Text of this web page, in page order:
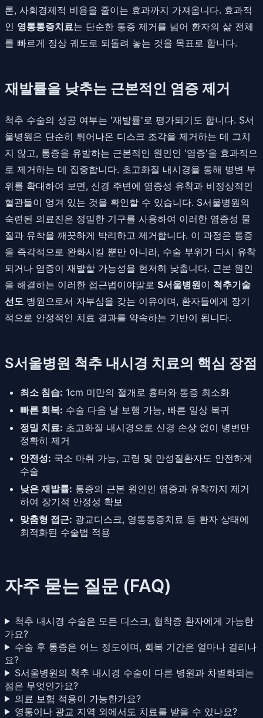
론, 사회경제적 비용을 줄이는 효과까지 가져옵니다. 효과적
인 영통통증치료는 단순한 통증 제거를 넘어 환자의 삶 전체
를 빠르게 정상 궤도로 되돌려 놓는 것을 목표로 합니다.
재발률을 낮추는 근본적인 염증 제거
척추 수술의 성공 여부는 '재발률'로 평가되기도 합니다. S서
울병원은 단순히 튀어나온 디스크 조각을 제거하는 데 그치
지 않고, 통증을 유발하는 근본적인 원인인 '염증'을 효과적으
로 제거하는 데 집중합니다. 초고화질 내시경을 통해 병변 부
위를 확대하여 보면, 신경 주변에 염증성 유착과 비정상적인
혈관들이 엉겨 있는 것을 확인할 수 있습니다. S서울병원의
숙련된 의료진은 정밀한 기구를 사용하여 이러한 염증성 물
질과 유착을 깨끗하게 박리하고 제거합니다. 이 과정은 통증
을 즉각적으로 완화시킬 뿐만 아니라, 수술 부위가 다시 유착
되거나 염증이 재발할 가능성을 현저히 낮춥니다. 근본 원인
을 해결하는 이러한 접근법이야말로 S서울병원이 척추기술
선도 병원으로서 자부심을 갖는 이유이며, 환자들에게 장기
적으로 안정적인 치료 결과를 약속하는 기반이 됩니다.
S서울병원 척추 내시경 치료의 핵심 장점
최소 침습: 1cm 미만의 절개로 흉터와 통증 최소화
빠른 회복: 수술 다음 날 보행 가능, 빠른 일상 복귀
정밀 치료: 초고화질 내시경으로 신경 손상 없이 병변만
정확히 제거
안전성: 국소 마취 가능, 고령 및 만성질환자도 안전하게
수술
낮은 재발률: 통증의 근본 원인인 염증과 유착까지 제거
하여 장기적 안정성 확보
맞춤형 접근: 광교디스크, 영통통증치료 등 환자 상태에
최적화된 수술법 적용
자주 묻는 질문 (FAQ)
척추 내시경 수술은 모든 디스크, 협착증 환자에게 가능한
가요?
수술 후 통증은 어느 정도이며, 회복 기간은 얼마나 걸리나
요?
S서울병원의 척추 내시경 수술이 다른 병원과 차별화되는
점은 무엇인가요?
의료 보험 적용이 가능한가요?
영통이나 광교 지역 외에서도 치료를 받을 수 있나요?